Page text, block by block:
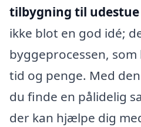
tilbygning til udestue
ikke blot en god idé;
byggeprocessen,
tid og penge. Med
du finde en pålidelig
der kan hjælpe dig